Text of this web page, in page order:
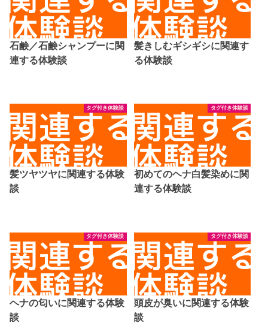
石鹸／石鹸シャンプーに関
連する体験談
髪きしむギシギシに関連す
る体験談
タグ付き体験談
髪ツヤツヤに関連する体験
談
タグ付き体験談
初めてのヘナ白髪染めに関
連する体験談
タグ付き体験談
ヘナの匂いに関連する体験
談
タグ付き体験談
頭皮が臭いに関連する体験
談